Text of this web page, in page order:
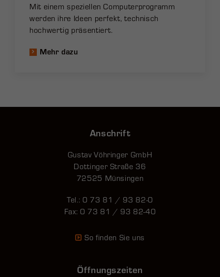
Mit einem speziellen Computerprogramm
werden ihre Ideen perfekt, technisch
hochwertig präsentiert.
Mehr dazu
Anschrift
Gustav Vöhringer GmbH
Dottinger Straße 36
72525 Münsingen
Tel.: 0 73 81 / 93 82-0
Fax: 0 73 81 / 93 82-40
So finden Sie uns
Öffnungszeiten